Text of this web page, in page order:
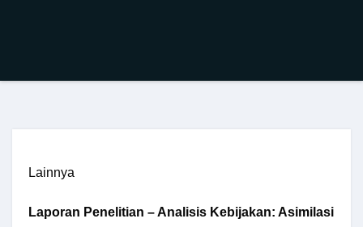
Lainnya
Laporan Penelitian – Analisis Kebijakan: Asimilasi